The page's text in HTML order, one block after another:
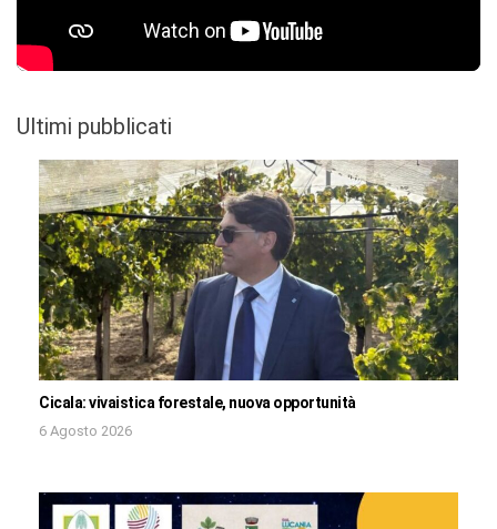
Ultimi pubblicati
Cicala: vivaistica forestale, nuova opportunità
6 Agosto 2026